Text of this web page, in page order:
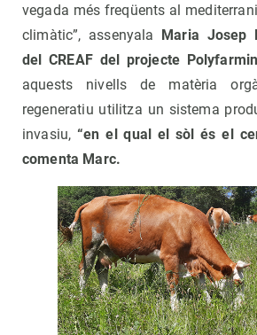
vegada més freqüents al
climàtic”, assenyala
Maria Josep
del CREAF del projecte
aquests nivells de matèria
regeneratiu utilitza un sistema
invasiu, “en el qual el sòl és el
comenta Marc.